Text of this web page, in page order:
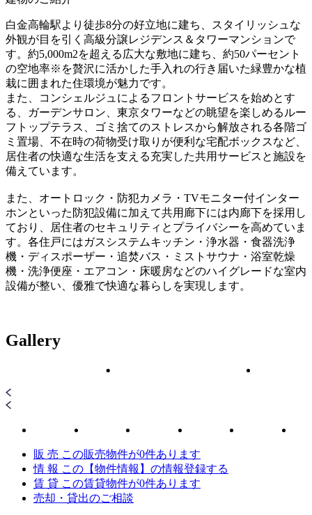
白金高輪駅より徒歩8分の好立地に建ち、スタイリッシュな
外観が目を引く高級分譲レジデンス＆タワーマンションで
す。約5,000m2を超える広大な敷地に建ち、約50パーセント
の空地率※を贅沢に活かした手入れの行き届いた緑豊かな植
栽に囲まれた住環境が魅力です。
また、コンシェルジュによるフロントサービスを始めとす
る、ガーデンサロン、東京タワーなどの眺望を楽しめるルー
フトップテラス、ゴミ捨てのストレスから解放される各階ゴ
ミ置場、不在時の荷物受け取りが便利な宅配ボックスなど、
居住者の快適な生活を支える充実した共用サービスと施設を
備えています。
また、オートロック・防犯カメラ・TVモニター付インター
ホンといった防犯設備に加えて共用廊下には内廊下を採用し
ており、居住者のセキュリティとプライバシーを高めていま
す。各住戸にはガスシステムキッチン・浄水器・食器洗浄
機・ディスポーザー・追焚バス・ミストサウナ・浴室乾燥
機・洗浄便座・エアコン・床暖房などのハイグレードな室内
設備が整い、優雅で快適な暮らしを実現します。
Gallery
販 売 この販売物件が0件あります
情 報 この【物件情報】の情報登録する
賃 貸 この賃貸物件が0件あります
売却・貸出のご相談